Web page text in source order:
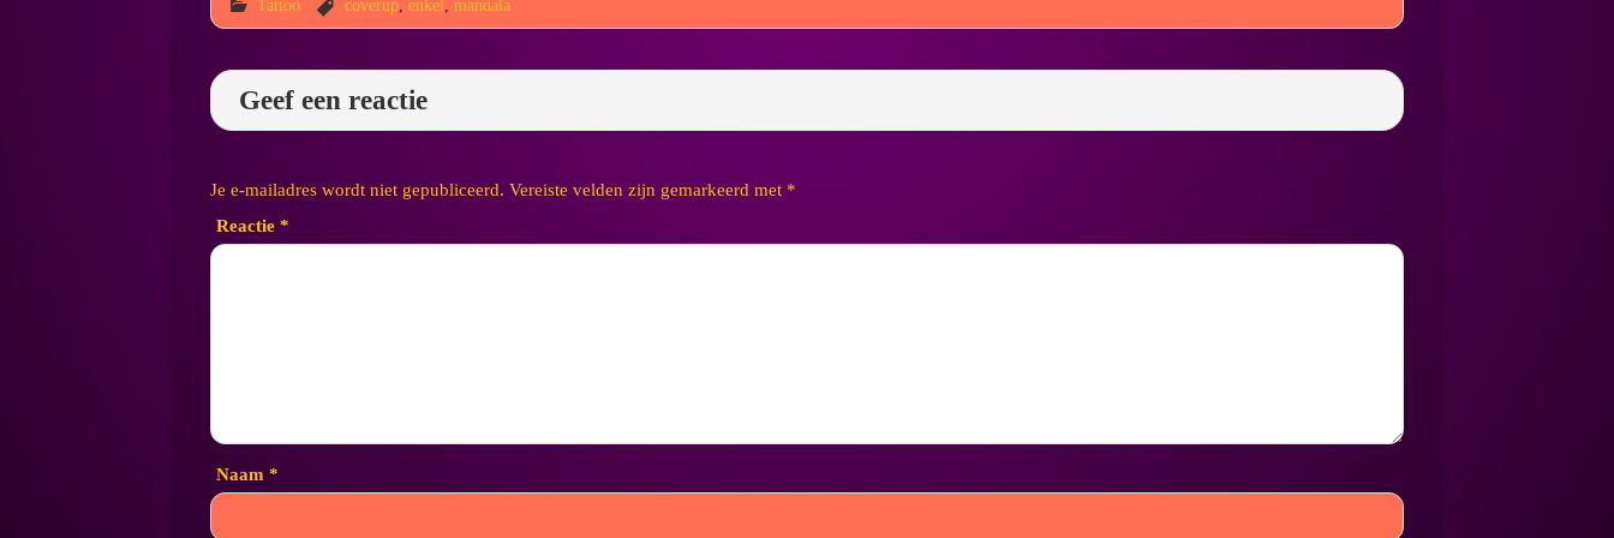
Tattoo coverup ,enkel mandala
Geef een reactie
Je e-mailadres wordt niet gepubliceerd. Vereiste velden zijn gemarkeerd met *
Reactie *
Naam *